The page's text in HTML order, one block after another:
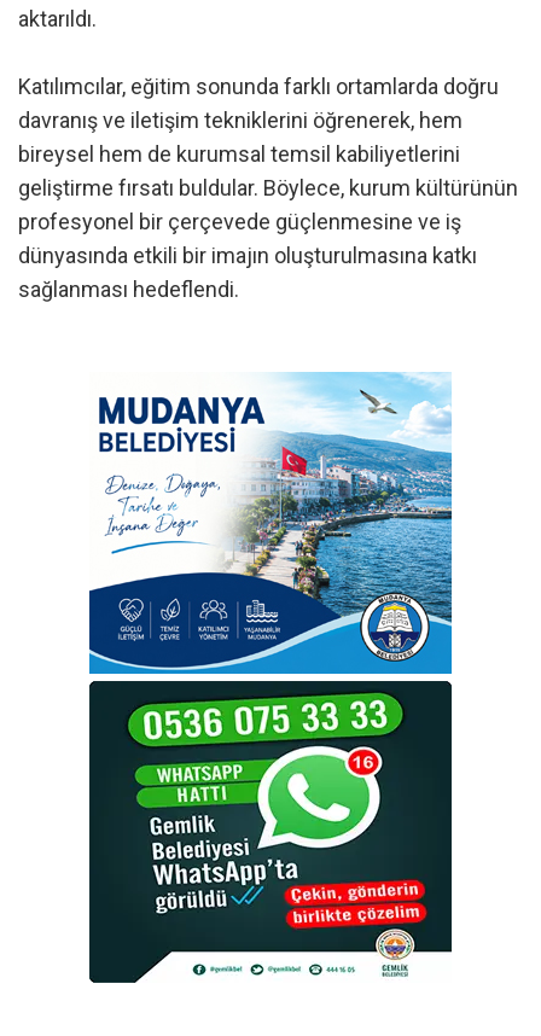
aktarıldı.
Katılımcılar, eğitim sonunda farklı ortamlarda doğru
davranış ve iletişim tekniklerini öğrenerek, hem
bireysel hem de kurumsal temsil kabiliyetlerini
geliştirme fırsatı buldular. Böylece, kurum kültürünün
profesyonel bir çerçevede güçlenmesine ve iş
dünyasında etkili bir imajın oluşturulmasına katkı
sağlanması hedeflendi.